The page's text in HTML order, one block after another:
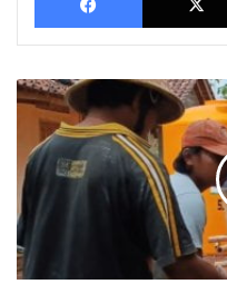
PROGRAM
WAKAF
SUMUR
BOR
UNTUK
GUNUNG
KIDUL